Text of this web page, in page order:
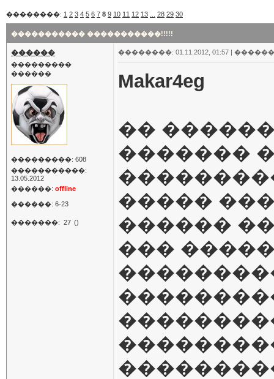
��������: 1 2 3 4 5 6 7 8 9 10 11 12 13 28 29 30
����������� �����������!!!!!
������
���������
������
���������: 608
�����������:
13.05.2012
������: offline
������: 6-23
�������: 27 ()
��������: 01.11.2012, 01:57 |
Makar4eg
��
�������
�����
������
���